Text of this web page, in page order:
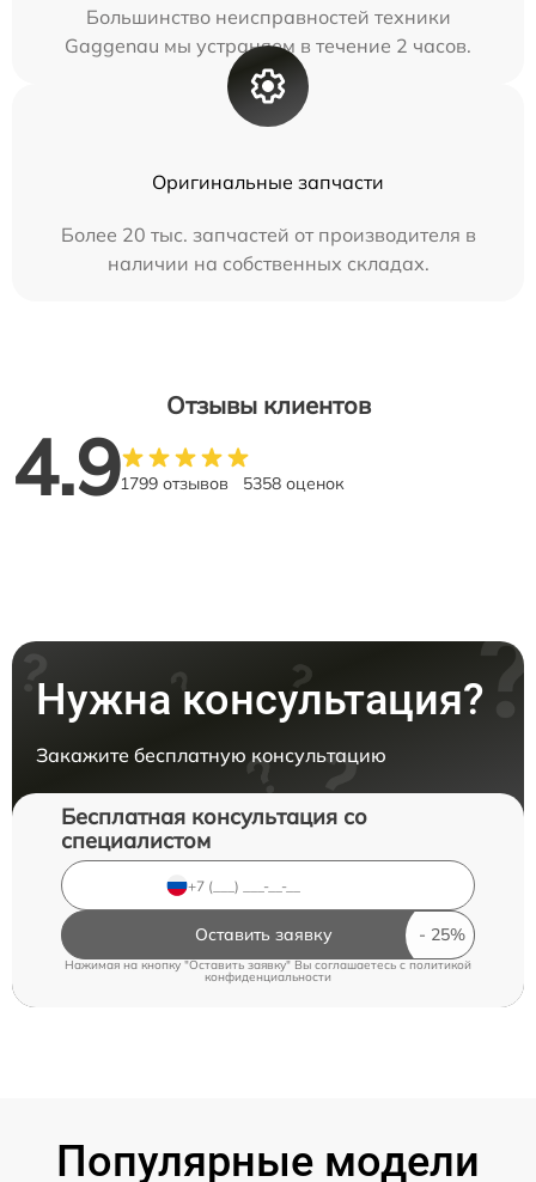
Большинство неисправностей техники
Gaggenau мы устраняем в течение 2 часов.
Оригинальные запчасти
Более 20 тыс. запчастей от производителя в
наличии на собственных складах.
Отзывы клиентов
4.91799 отзывов 5358 оценок
Нужна консультация?
Закажите бесплатную консультацию
Бесплатная консультация со
специалистом
Оставить заявку
Нажимая на кнопку "Оставить заявку" Вы соглашаетесь c политикой
конфиденциальности
Популярные модели